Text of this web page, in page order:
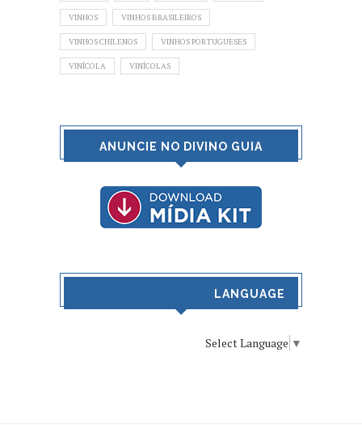
VINHOS VINHOS BRASILEIROS
VINHOS CHILENOS VINHOS PORTUGUESES
VINÍCOLA VINÍCOLAS
ANUNCIE NO DIVINO GUIA
LANGUAGE
Select Language ▼